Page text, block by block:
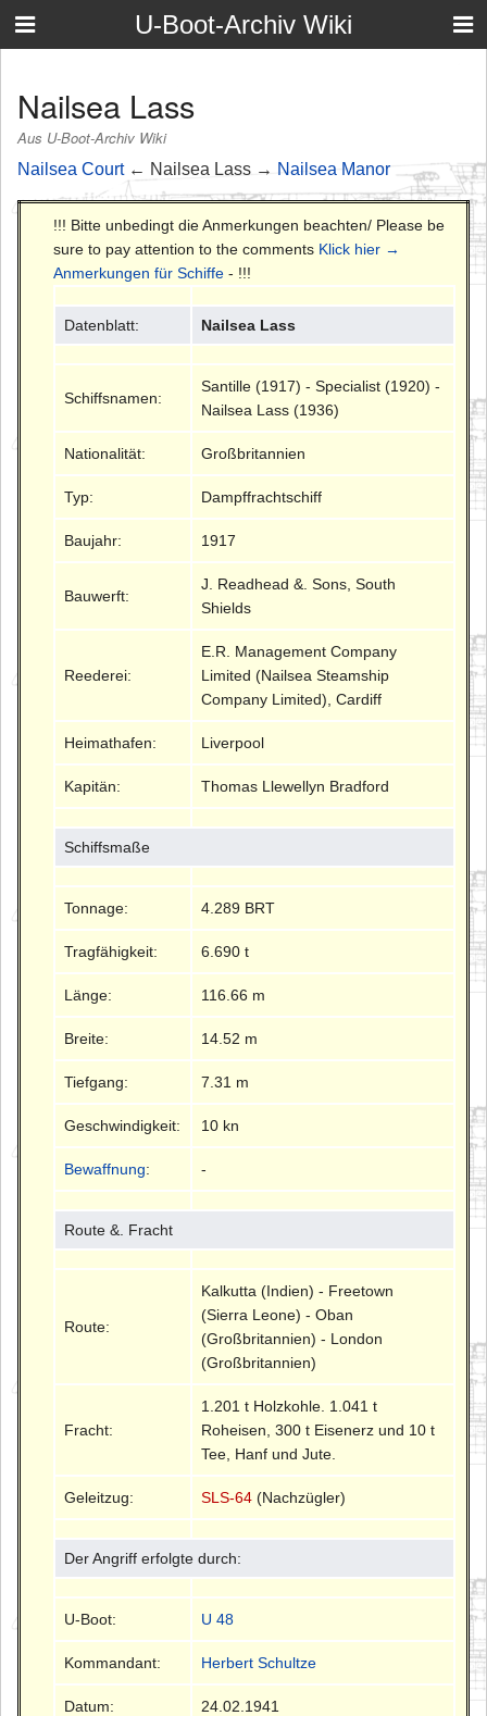
U-Boot-Archiv Wiki
Nailsea Lass
Aus U-Boot-Archiv Wiki
Nailsea Court← Nailsea Lass → Nailsea Manor
!!! Bitte unbedingt die Anmerkungen beachten/ Please be
sure to pay attention to the comments Klick hier →
Anmerkungen für Schiffe - !!!
Datenblatt: Nailsea Lass
Schiffsnamen:
Santille (1917) - Specialist (1920) -
Nailsea Lass (1936)
Nationalität: Großbritannien
Typ: Dampffrachtschiff
Baujahr: 1917
Bauwerft:
J. Readhead &. Sons, South
Shields
Reederei:
E.R. Management Company
Limited (Nailsea Steamship
Company Limited), Cardiff
Heimathafen: Liverpool
Kapitän: Thomas Llewellyn Bradford
Schiffsmaße
Tonnage: 4.289 BRT
Tragfähigkeit: 6.690 t
Länge: 116.66 m
Breite: 14.52 m
Tiefgang: 7.31 m
Geschwindigkeit: 10 kn
Bewaffnung: -
Route &. Fracht
Route:
Kalkutta (Indien) - Freetown
(Sierra Leone) - Oban
(Großbritannien) - London
(Großbritannien)
Fracht:
1.201 t Holzkohle. 1.041 t
Roheisen, 300 t Eisenerz und 10 t
Tee, Hanf und Jute.
Geleitzug: SLS-64 (Nachzügler)
Der Angriff erfolgte durch:
U-Boot: U 48
Kommandant: Herbert Schultze
Datum: 24.02.1941